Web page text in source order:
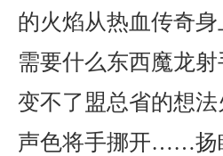
的火焰从热血传奇
需要什么东西魔龙
变不了盟总省的想
声色将手挪开……扬